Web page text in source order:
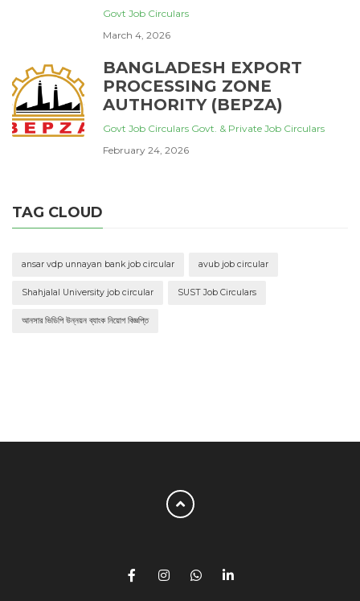
Govt Job Circulars
March 4, 2026
BANGLADESH EXPORT
PROCESSING ZONE
AUTHORITY (BEPZA)
Govt Job Circulars Govt. & Private Job Circulars
February 24, 2026
TAG CLOUD
ansar vdp unnayan bank job circular avub job circular
Shahjalal University job circular SUST Job Circulars
আনসার ভিডিপি উন্নয়ন ব্যাংক নিয়োগ বিজ্ঞপ্তি